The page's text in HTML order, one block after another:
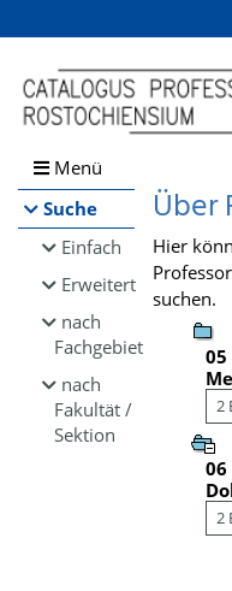
Browsen
direkt zum Inhalt
Menü
Suche
Einfach
Erweitert
nach
Fachgebiet
nach
Fakultät /
Sektion
Über
Hier
suchen.
2
2